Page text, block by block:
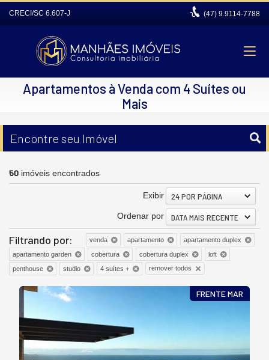
CRECI/SC 6.607-J (47) 9.9114-7788
Apartamentos à Venda com 4 Suítes ou
Mais
Encontre seu Imóvel
50 imóveis encontrados
Exibir 24 POR PÁGINA
Ordenar por DATA MAIS RECENTE
Filtrando por: venda apartamento
apartamento duplex
apartamento garden
cobertura cobertura duplex
loft
penthouse
studio 4 suítes + remover todos
FRENTE MAR